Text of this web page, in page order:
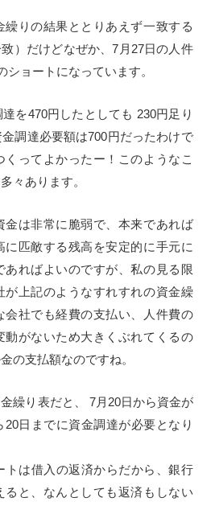
りの結果ととりあえず一致する
致）だけどなぜか、7月27日の人件
ショートになっています。
を470円したとしても 230円足り
調達必要額は700円だったわけで
ってよかったー！このようなこ
々あります。
は非常に脆弱で、本来であれば
匹敵する残高を安定的に手元に
あればよいのですが、私の見る限
が上記のようなすれすれの資金繰
会社でも経費の支払い、人件費の
動がないため大きくぶれてくるの
の支払額なのですね。
繰り表だと、 7月20日から資金が
日までに資金調達が必要となり
トは借入の返済からだから、銀行
ると、なんとしても返済もしない